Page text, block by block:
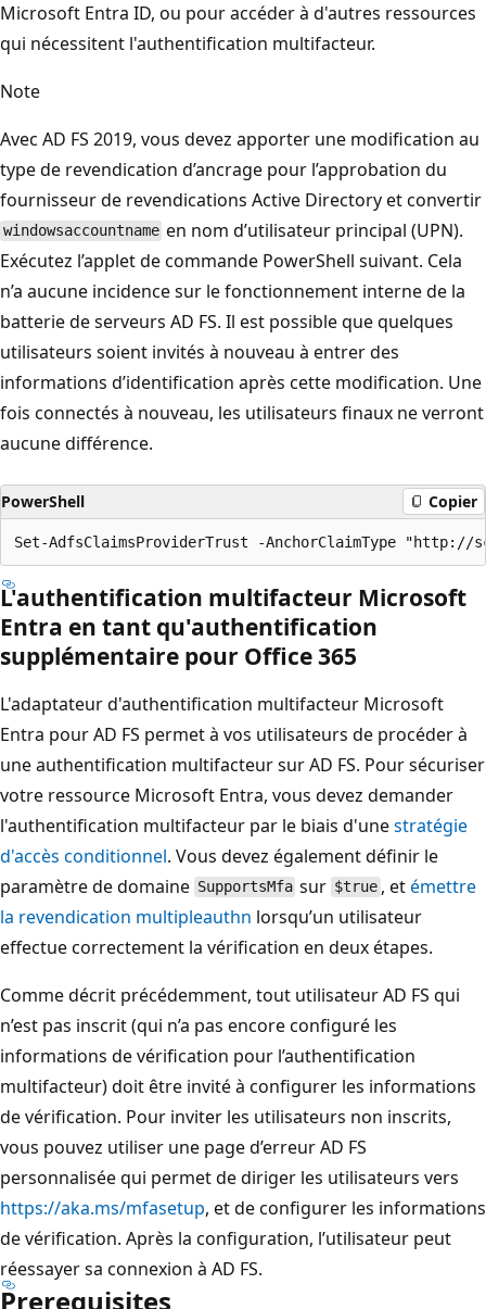
Microsoft Entra ID, ou pour accéder à d'autres ressources
qui nécessitent l'authentification multifacteur.
Note
Avec AD FS 2019, vous devez apporter une modification au
type de revendication d’ancrage pour l’approbation du
fournisseur de revendications Active Directory et convertir
windowsaccountname en nom d’utilisateur principal (UPN).
Exécutez l’applet de commande PowerShell suivant. Cela
n’a aucune incidence sur le fonctionnement interne de la
batterie de serveurs AD FS. Il est possible que quelques
utilisateurs soient invités à nouveau à entrer des
informations d’identification après cette modification. Une
fois connectés à nouveau, les utilisateurs finaux ne verront
aucune différence.
PowerShell Copier
L'authentification multifacteur Microsoft
Entra en tant qu'authentification
supplémentaire pour Office 365
L'adaptateur d'authentification multifacteur Microsoft
Entra pour AD FS permet à vos utilisateurs de procéder à
une authentification multifacteur sur AD FS. Pour sécuriser
votre ressource Microsoft Entra, vous devez demander
l'authentification multifacteur par le biais d'unestratégie
d'accès conditionnel. Vous devez également définir le
paramètre de domaine SupportsMfa sur $true, etémettre
la revendication multipleauthn lorsqu’un utilisateur
effectue correctement la vérification en deux étapes.
Comme décrit précédemment, tout utilisateur AD FS qui
n’est pas inscrit (qui n’a pas encore configuré les
informations de vérification pour l’authentification
multifacteur) doit être invité à configurer les informations
de vérification. Pour inviter les utilisateurs non inscrits,
vous pouvez utiliser une page d’erreur AD FS
personnalisée qui permet de diriger les utilisateurs vers
https://aka.ms/mfasetup, et de configurer les informations
de vérification. Après la configuration, l’utilisateur peut
réessayer sa connexion à AD FS.
Prerequisites